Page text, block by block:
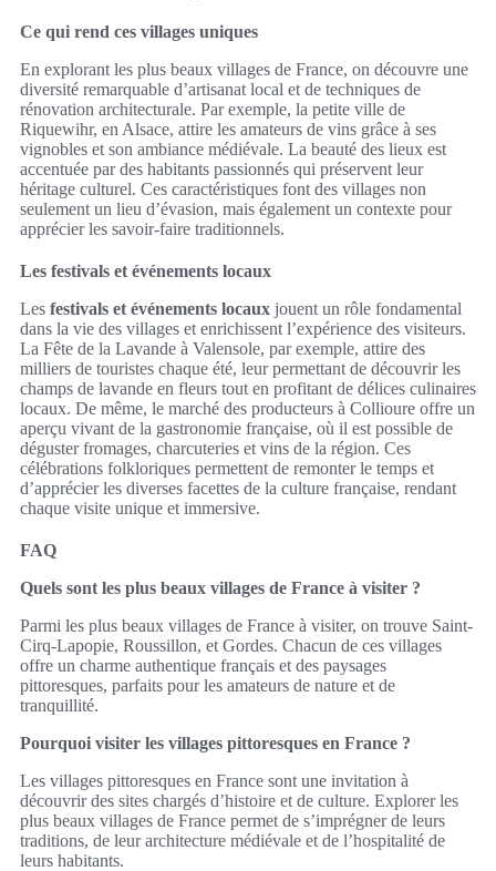
Ce qui rend ces villages uniques
En explorant les plus beaux villages de France, on découvre une
diversité remarquable d’artisanat local et de techniques de
rénovation architecturale. Par exemple, la petite ville de
Riquewihr, en Alsace, attire les amateurs de vins grâce à ses
vignobles et son ambiance médiévale. La beauté des lieux est
accentuée par des habitants passionnés qui préservent leur
héritage culturel. Ces caractéristiques font des villages non
seulement un lieu d’évasion, mais également un contexte pour
apprécier les savoir-faire traditionnels.
Les festivals et événements locaux
Les festivals et événements locaux jouent un rôle fondamental
dans la vie des villages et enrichissent l’expérience des visiteurs.
La Fête de la Lavande à Valensole, par exemple, attire des
milliers de touristes chaque été, leur permettant de découvrir les
champs de lavande en fleurs tout en profitant de délices culinaires
locaux. De même, le marché des producteurs à Collioure offre un
aperçu vivant de la gastronomie française, où il est possible de
déguster fromages, charcuteries et vins de la région. Ces
célébrations folkloriques permettent de remonter le temps et
d’apprécier les diverses facettes de la culture française, rendant
chaque visite unique et immersive.
FAQ
Quels sont les plus beaux villages de France à visiter ?
Parmi les plus beaux villages de France à visiter, on trouve Saint-
Cirq-Lapopie, Roussillon, et Gordes. Chacun de ces villages
offre un charme authentique français et des paysages
pittoresques, parfaits pour les amateurs de nature et de
tranquillité.
Pourquoi visiter les villages pittoresques en France ?
Les villages pittoresques en France sont une invitation à
découvrir des sites chargés d’histoire et de culture. Explorer les
plus beaux villages de France permet de s’imprégner de leurs
traditions, de leur architecture médiévale et de l’hospitalité de
leurs habitants.